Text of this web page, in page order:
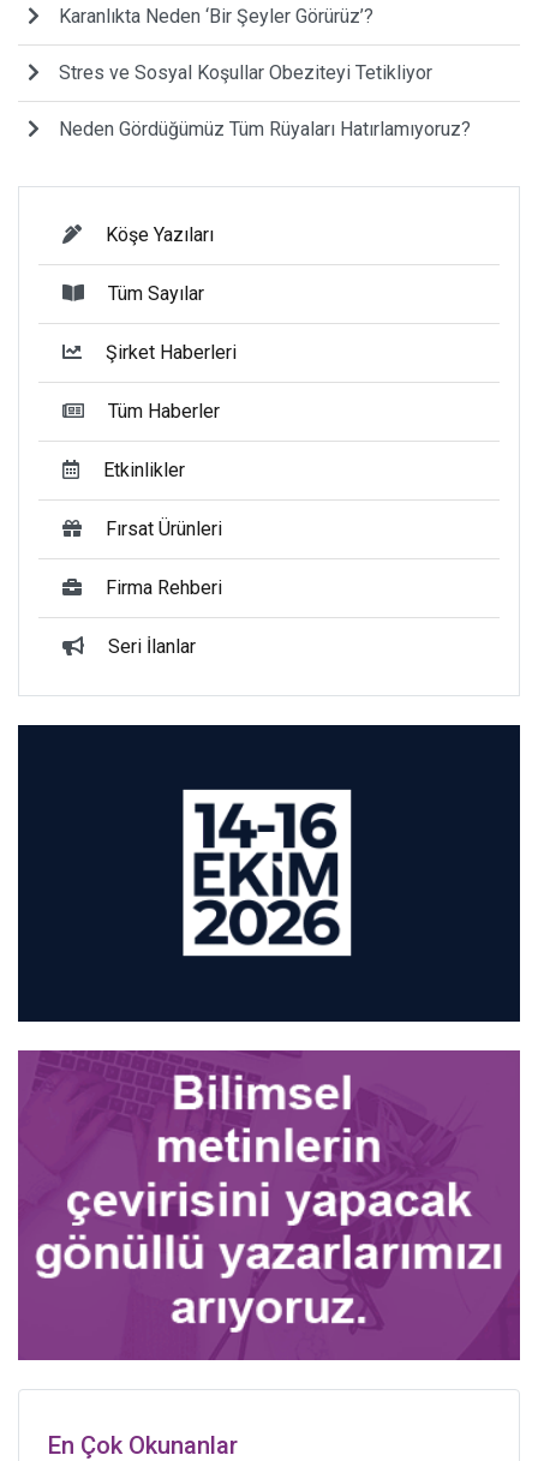
Karanlıkta Neden ‘Bir Şeyler Görürüz’?
Stres ve Sosyal Koşullar Obeziteyi Tetikliyor
Neden Gördüğümüz Tüm Rüyaları Hatırlamıyoruz?
Köşe Yazıları
Tüm Sayılar
Şirket Haberleri
Tüm Haberler
Etkinlikler
Fırsat Ürünleri
Firma Rehberi
Seri İlanlar
En Çok Okunanlar